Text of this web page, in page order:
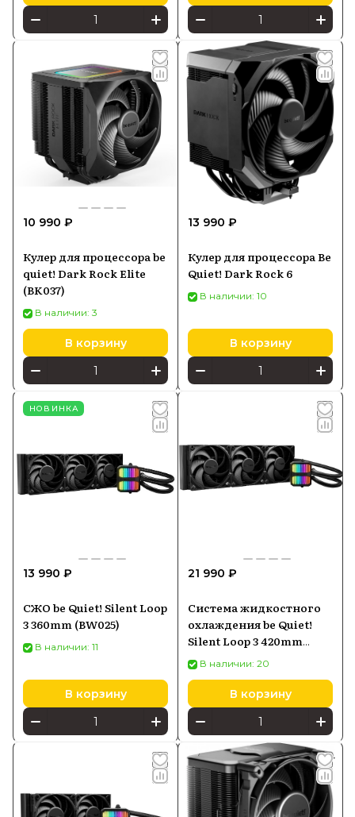
10 990 ₽
Кулер для процессора be
quiet! Dark Rock Elite
(BK037)
В наличии: 3
В корзину
13 990 ₽
Кулер для процессора Be
Quiet! Dark Rock 6
В наличии: 10
В корзину
НОВИНКА
13 990 ₽
СЖО be Quiet! Silent Loop
3 360mm (BW025)
В наличии: 11
В корзину
21 990 ₽
Система жидкостного
охлаждения be Quiet!
Silent Loop 3 420mm
(BW026)
В наличии: 20
В корзину